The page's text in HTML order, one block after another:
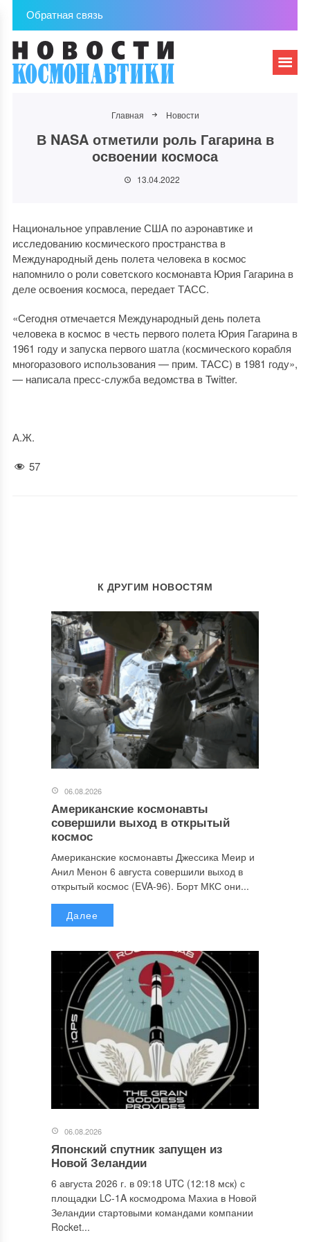
Обратная связь
Главная Новости
В NASA отметили роль Гагарина в
освоении космоса
13.04.2022
Национальное управление США по аэронавтике и
исследованию космического пространства в
Международный день полета человека в космос
напомнило о роли советского космонавта Юрия Гагарина в
деле освоения космоса, передает ТАСС.
«Сегодня отмечается Международный день полета
человека в космос в честь первого полета Юрия Гагарина в
1961 году и запуска первого шатла (космического корабля
многоразового использования — прим. ТАСС) в 1981 году»,
— написала пресс-служба ведомства в Twitter.
А.Ж.
57
К ДРУГИМ НОВОСТЯМ
06.08.2026
Американские космонавты
совершили выход в открытый
космос
Американские космонавты Джессика Меир и
Анил Менон 6 августа совершили выход в
открытый космос (EVA-96). Борт МКС они...
Далее
06.08.2026
Японский спутник запущен из
Новой Зеландии
6 августа 2026 г. в 09:18 UTC (12:18 мск) с
площадки LC-1A космодрома Махиа в Новой
Зеландии стартовыми командами компании
Rocket...